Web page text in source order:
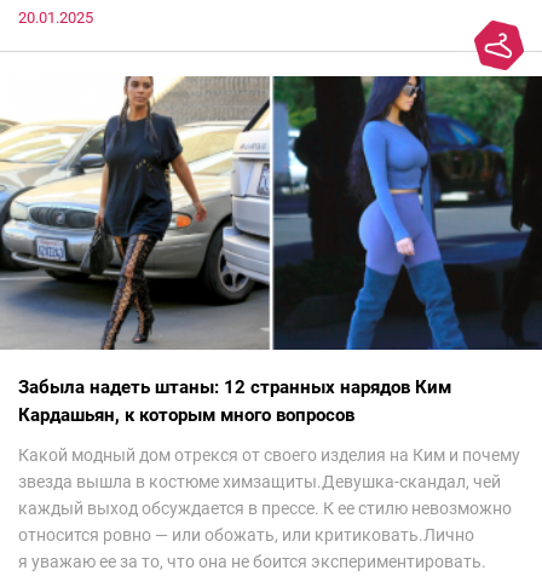
20.01.2025
Забыла надеть штаны: 12 странных нарядов Ким
Кардашьян, к которым много вопросов
Какой модный дом отрекся от своего изделия на Ким и почему
звезда вышла в костюме химзащиты.Девушка-скандал, чей
каждый выход обсуждается в прессе. К ее стилю невозможно
относится ровно — или обожать, или критиковать.Лично
я уважаю ее за то, что она не боится экспериментировать.